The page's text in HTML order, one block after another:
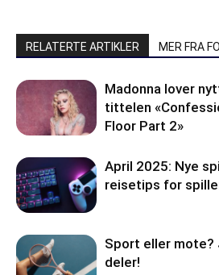
RELATERTE ARTIKLER MER FRA
Madonna lover
tittelen
Floor Part 2»
April 2025: Nye
reisetips for
Sport eller mote?
deler!